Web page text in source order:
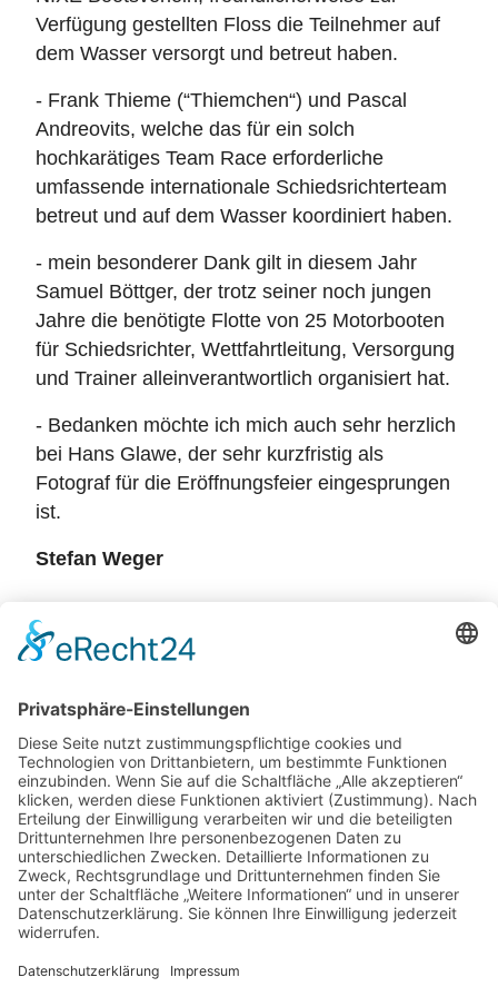
Verfügung gestellten Floss die Teilnehmer auf
dem Wasser versorgt und betreut haben.
- Frank Thieme (“Thiemchen“) und Pascal
Andreovits, welche das für ein solch
hochkarätiges Team Race erforderliche
umfassende internationale Schiedsrichterteam
betreut und auf dem Wasser koordiniert haben.
- mein besonderer Dank gilt in diesem Jahr
Samuel Böttger, der trotz seiner noch jungen
Jahre die benötigte Flotte von 25 Motorbooten
für Schiedsrichter, Wettfahrtleitung, Versorgung
und Trainer alleinverantwortlich organisiert hat.
- Bedanken möchte ich mich auch sehr herzlich
bei Hans Glawe, der sehr kurzfristig als
Fotograf für die Eröffnungsfeier eingesprungen
ist.
Stefan Weger
Foto: Stefan Weger
Zurück
Potsdamer Yacht Club e. V.
14109 Berlin